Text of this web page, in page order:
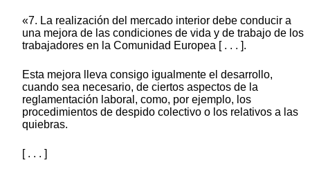
«7. La realización del mercado interior debe conducir a
una mejora de las condiciones de vida y de trabajo de los
trabajadores en la Comunidad Europea [ . . . ].
Esta mejora lleva consigo igualmente el desarrollo,
cuando sea necesario, de ciertos aspectos de la
reglamentación laboral, como, por ejemplo, los
procedimientos de despido colectivo o los relativos a las
quiebras.
[ . . . ]